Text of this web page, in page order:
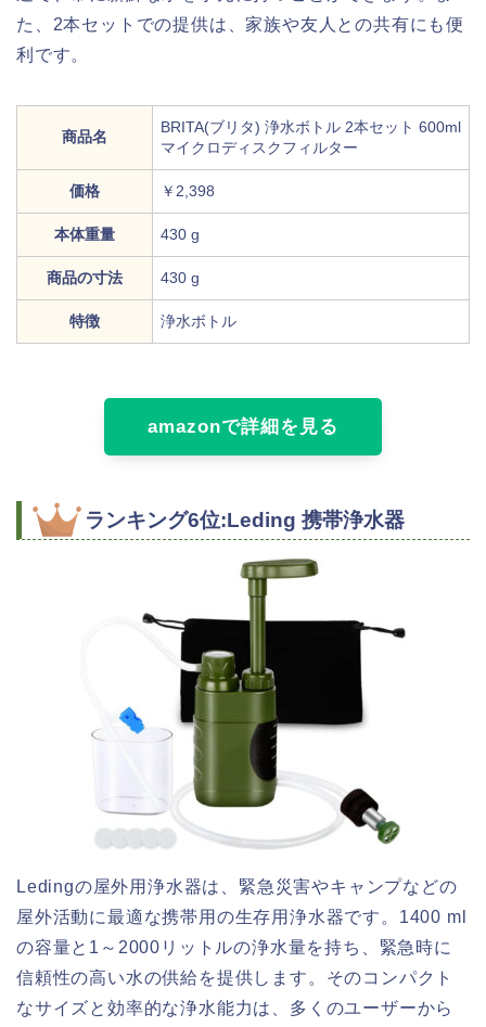
た、2本セットでの提供は、家族や友人との共有にも便
利です。
商品名
BRITA(ブリタ) 浄水ボトル 2本セット 600ml
マイクロディスクフィルター
価格 ￥2,398
本体重量 430 g
商品の寸法 430 g
特徴 浄水ボトル
amazonで詳細を見る
ランキング6位:Leding 携帯浄水器
Ledingの屋外用浄水器は、緊急災害やキャンプなどの
屋外活動に最適な携帯用の生存用浄水器です。1400 ml
の容量と1～2000リットルの浄水量を持ち、緊急時に
信頼性の高い水の供給を提供します。そのコンパクト
なサイズと効率的な浄水能力は、多くのユーザーから